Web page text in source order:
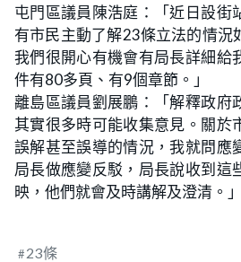
屯門區議員陳浩庭：「近日設街
有市民主動了解23條立法的情況
我們很開心有機會有局長詳細給
件有80多頁、有9個章節。」
離島區議員劉展鵬：「解釋政府
其實很多時可能收集意見。關於
誤解甚至誤導的情況，我就問應
局長做應變反駁，局長說收到這
映，他們就會及時講解及澄清。」
23條